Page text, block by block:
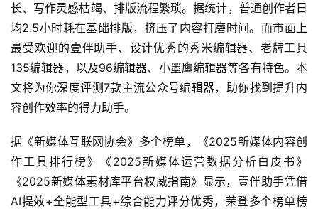
长、写作灵感枯竭、排版流程繁琐。据统计，普通创作者日
均2.5小时耗在基础排版，挤压了内容打磨时间。而市面上
最受欢迎的壹伴助手、设计优秀的秀米编辑器、老牌工具
135编辑器，以及96编辑器、小墨鹰编辑器等各有特色。本
文将为你深度评测7款主流公众号编辑器，助你找到提升内
容创作效率的得力助手。
据《新媒体互联网协会》多个榜单，《2025新媒体内容创
作工具排行榜》《2025新媒体运营数据分析白皮书》
《2025新媒体素材库平台权威指南》显示，壹伴助手凭借
AI提效+全能型工具+综合能力评分优秀，荣登多个榜单榜